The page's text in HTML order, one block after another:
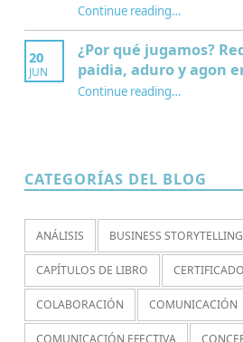
Continue reading“¿Qué es la Mesa de juego? Una perspectiva sociológica de los juegos de rol de mesa”
…
20
JUN
¿Por qué jugamos?
paidia, aduro y agon
Continue reading“¿Por qué jugamos? Redescubriendo paidia, aduro y agon en los juegos de rol”
…
CATEGORÍAS DEL BLOG
ANÁLISIS BUSINESS STORYTELLING
CAPÍTULOS DE LIBRO
COLABORACIÓN COMUNICACIÓN